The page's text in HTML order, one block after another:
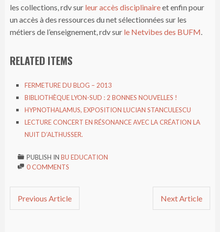
les collections, rdv sur leur accès disciplinaireet enfin pour
un accès à des ressources du net sélectionnées sur les
métiers de l’enseignement, rdv sur le Netvibes des BUFM.
RELATED ITEMS
FERMETURE DU BLOG – 2013
BIBLIOTHÈQUE LYON-SUD : 2 BONNES NOUVELLES !
HYPNOTHALAMUS, EXPOSITION LUCIAN STANCULESCU
LECTURE CONCERT EN RÉSONANCE AVEC LA CRÉATION LA
NUIT D’ALTHUSSER.
 PUBLISH INBU EDUCATION
 0 COMMENTS
Previous Article Next Article